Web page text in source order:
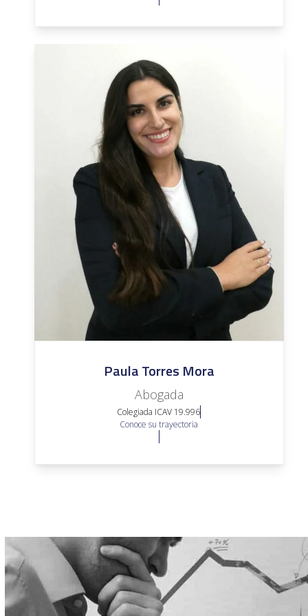
Paula Torres Mora
Abogada
Colegiada ICAV 19.996
Conoce su trayectoria